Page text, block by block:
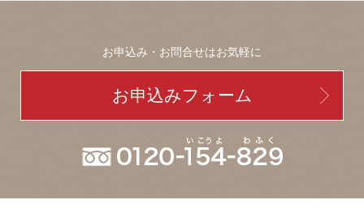
お申込み・お問合せはお気軽に
お申込みフォーム